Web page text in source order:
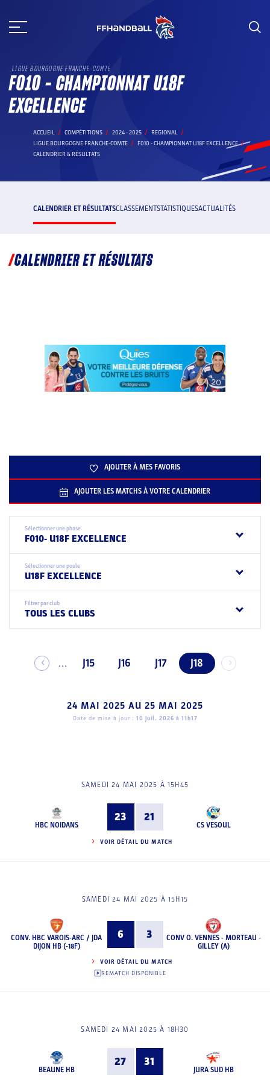
au
LIGUE BOURGOGNE FRANCHE-COMTE
F010 - CHAMPIONNAT U18F
EXCELLENCE
ACCUEIL COMPÉTITIONS 2024 - 2025
REGIONAL
LIGUE BOURGOGNE FRANCHE-COMTE
F010 - CHAMPIONNAT U18F EXCELLENCE
CALENDRIER & RÉSULTATS
CALENDRIER ET RÉSULTATSCLASSEMENTSTATISTIQUESACTUALITÉS
CALENDRIER ET RÉSULTATS
AJOUTER À MES FAVORIS
AJOUTER LES MATCHS À VOTRE CALENDRIER
Sélectionner une phase
F010- U18F EXCELLENCE
Sélectionner une poule
U18F EXCELLENCE
Filtrer par club
TOUS LES CLUBS
... J15 J16 J17 J18
24 MAI 2025 AU 25 MAI 2025
Date de mise à jour : 10 juil. 2026 à 11h17
SAMEDI 24 MAI 2025 À 15H45
HBC NOIDANS
23 21
CS VESOUL
VOIR DÉTAIL DU MATCH
SAMEDI 24 MAI 2025 À 15H15
CONV. HBC VAROIS-ARC / JDA
DIJON HB (-18F)
6 3
CONV O. VENNES - MORTEAU -
GILLEY (A)
VOIR DÉTAIL DU MATCH
REMATCH DISPONIBLE
SAMEDI 24 MAI 2025 À 18H30
BEAUNE HB
27 31
JURA SUD HB